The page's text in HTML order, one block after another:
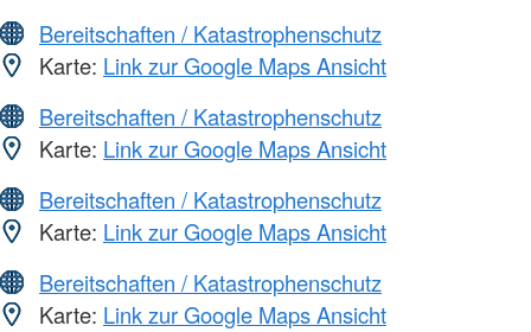
Bereitschaften / Katastrophenschutz
Karte: Link zur Google Maps Ansicht
Bereitschaften / Katastrophenschutz
Karte: Link zur Google Maps Ansicht
Bereitschaften / Katastrophenschutz
Karte: Link zur Google Maps Ansicht
Bereitschaften / Katastrophenschutz
Karte: Link zur Google Maps Ansicht